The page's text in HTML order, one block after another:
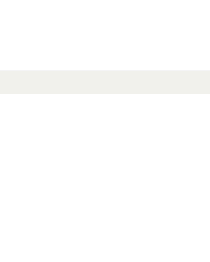
für einen fließenden Übergang. Zudem sind diese